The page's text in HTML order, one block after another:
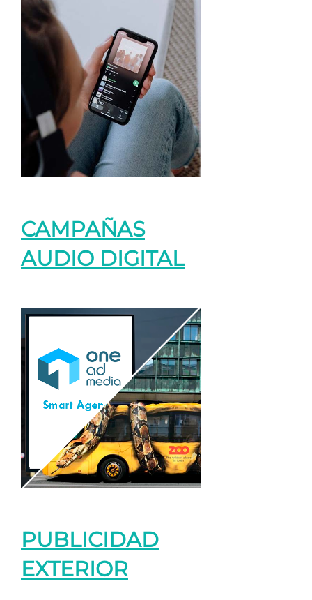
CAMPAÑAS
AUDIO DIGITAL
PUBLICIDAD
EXTERIOR